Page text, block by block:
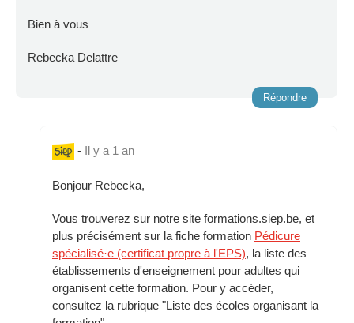
Bien à vous
Rebecka Delattre
Répondre
- Il y a 1 an
Bonjour Rebecka,
Vous trouverez sur notre site formations.siep.be, et
plus précisément sur la fiche formation Pédicure
spécialisé·e (certificat propre à l'EPS), la liste des
établissements d'enseignement pour adultes qui
organisent cette formation. Pour y accéder,
consultez la rubrique "Liste des écoles organisant la